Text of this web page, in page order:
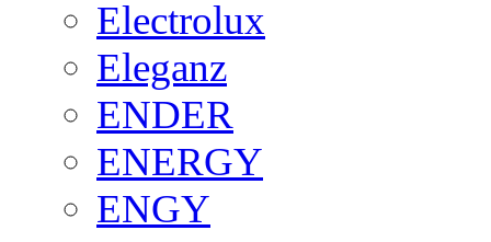
Electrolux
Eleganz
ENDER
ENERGY
ENGY